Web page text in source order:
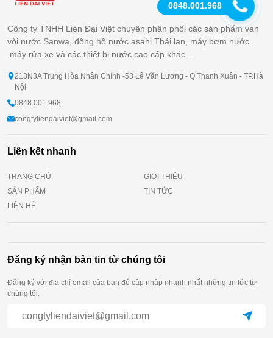
0848.001.968
Công ty TNHH Liên Đại Việt chuyên phân phối các sản phẩm van
vòi nước Sanwa, đồng hồ nước asahi Thái lan, máy bơm nước
,máy rửa xe và các thiết bị nước cao cấp khác...
213N3A Trung Hòa Nhân Chính -58 Lê Văn Lương - Q.Thanh Xuân - TP.Hà
Nội
0848.001.968
congtyliendaiviet@gmail.com
Liên kết nhanh
TRANG CHỦ
GIỚI THIỆU
SẢN PHẨM
TIN TỨC
LIÊN HỆ
Đăng ký nhận bản tin từ chúng tôi
Đăng ký với địa chỉ email của bạn để cập nhập nhanh nhất những tin tức từ
chúng tôi.